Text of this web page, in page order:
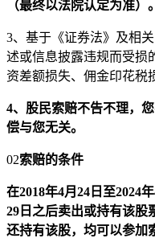
（最终以法院认定为准）。
3、基于《证券法》及相
述或信息披露违规而受损
资差额损失、佣金印花税
4、股民索赔不告不理，
偿与您无关。
02索赔的条件
在2018年4月24日至2024
29日之后卖出或持有该股
还持有该股，均可以参加